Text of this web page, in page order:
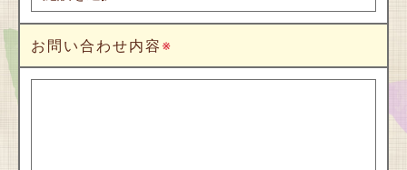
お問い合わせ内容 ※